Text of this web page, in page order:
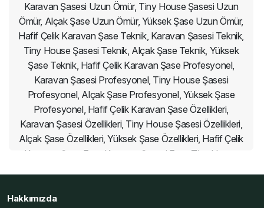
Karavan Şasesi Uzun Ömür, Tiny House Şasesi Uzun
Ömür, Alçak Şase Uzun Ömür, Yüksek Şase Uzun Ömür,
Hafif Çelik Karavan Şase Teknik, Karavan Şasesi Teknik,
Tiny House Şasesi Teknik, Alçak Şase Teknik, Yüksek
Şase Teknik, Hafif Çelik Karavan Şase Profesyonel,
Karavan Şasesi Profesyonel, Tiny House Şasesi
Profesyonel, Alçak Şase Profesyonel, Yüksek Şase
Profesyonel, Hafif Çelik Karavan Şase Özellikleri,
Karavan Şasesi Özellikleri, Tiny House Şasesi Özellikleri,
Alçak Şase Özellikleri, Yüksek Şase Özellikleri, Hafif Çelik
Karavan Şase Fuar, Karavan Şasesi Fuar, Tiny House
Tiny House Şasesi İnceleme, Alçak Şase İnceleme,
Hakkımızda